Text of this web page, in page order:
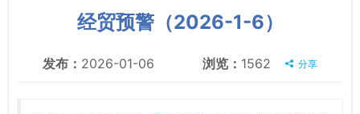
经贸预警（2026-1-6）
发布： 2026-01-06 浏览： 1562 分享